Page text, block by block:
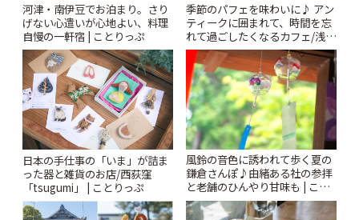
河津・南伊豆でお泊まり。さり
げない心遣いが心地よい、料理
自慢の一軒宿 | ことりっぷ
季節のパフェを味わいに♪ アン
ティークに囲まれて、時間を忘
れて過ごしたくなるカフェ/浅草
「annorum cafe」 | ことりっぷ
日本の手仕事の「いま」が詰ま
った器と雑貨のお店/西荻窪
「tsugumi」 | ことりっぷ
風鈴の音色に誘われて歩く夏の
鎌倉さんぽ♪由緒ある社の参拝
と老舗のひんやり甘味も | こと
りっぷ